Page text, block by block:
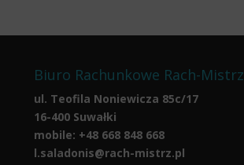
Biuro Rachunkowe Rach-Mistrz
ul. Teofila Noniewicza 85c/17
16-400 Suwałki
mobile: +48 668 848 668
l.saladonis@rach-mistrz.pl